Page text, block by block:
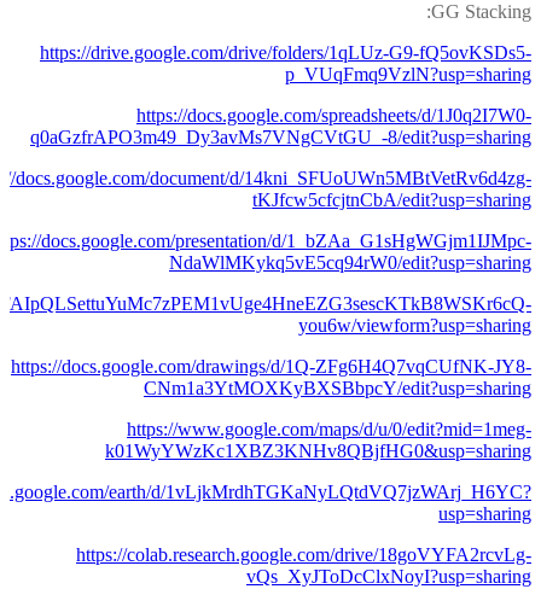
GG Stacking:
https://drive.google.com/drive/folders/1qLUz-G9-fQ5ovKSDs5-
p_VUqFmq9VzlN?usp=sharing
https://docs.google.com/spreadsheets/d/1J0q2I7W0-
q0aGzfrAPO3m49_Dy3avMs7VNgCVtGU_-8/edit?usp=sharing
docs.google.com/document/d/14kni_SFUoUWn5MBtVetRv6d4zg-
tKJfcw5cfcjtnCbA/edit?usp=sharing
docs.google.com/presentation/d/1_bZAa_G1sHgWGjm1IJMpc-
NdaWlMKykq5vE5cq94rW0/edit?usp=sharing
you6w/viewform?usp=sharing
https://docs.google.com/drawings/d/1Q-ZFg6H4Q7vqCUfNK-JY8-
CNm1a3YtMOXKyBXSBbpcY/edit?usp=sharing
https://www.google.com/maps/d/u/0/edit?mid=1meg-
k01WyYWzKc1XBZ3KNHv8QBjfHG0&usp=sharing
earth/d/1vLjkMrdhTGKaNyLQtdVQ7jzWArj_H6YC?
usp=sharing
https://colab.research.google.com/drive/18goVYFA2rcvLg-
vQs_XyJToDcClxNoyI?usp=sharing